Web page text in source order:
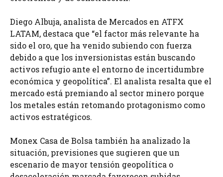
Diego Albuja, analista de Mercados en ATFX
LATAM, destaca que “el factor más relevante ha
sido el oro, que ha venido subiendo con fuerza
debido a que los inversionistas están buscando
activos refugio ante el entorno de incertidumbre
económica y geopolítica”. El analista resalta que el
mercado está premiando al sector minero porque
los metales están retomando protagonismo como
activos estratégicos.
Monex Casa de Bolsa también ha analizado la
situación, previsiones que sugieren que un
escenario de mayor tensión geopolítica o